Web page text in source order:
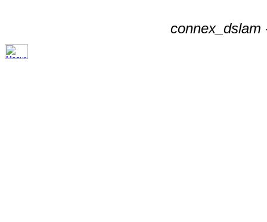
connex_dslam